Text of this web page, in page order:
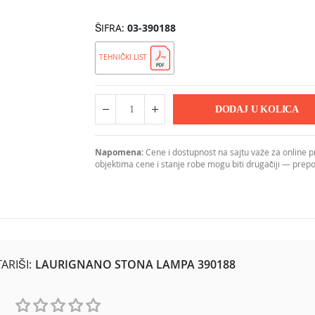
ŠIFRA 03-390188
TEHNIČKI LIST
DODAJ U KOLICA
Napomena:Cene i dostupnost na sajtu važe za online
objektima cene i stanje robe mogu biti drugačiji —
boja čini lampu idealnom za moderne dnevne sobe,
neblještavo zračenje. Stepen zaštite IP20 namenjuje je
LAURIGNANO STONA LAMPA 390188